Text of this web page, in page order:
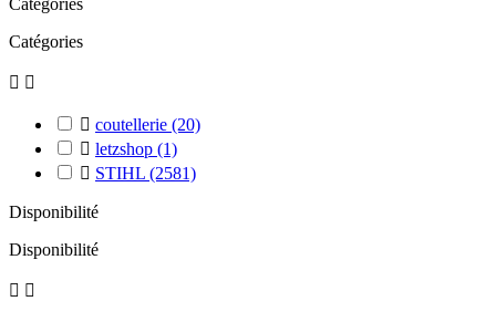
Catégories
Catégories
 
 coutellerie (20)
 letzshop (1)
 STIHL (2581)
Disponibilité
Disponibilité
 